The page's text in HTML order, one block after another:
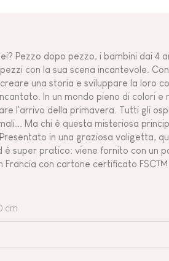
Pezzo dopo pezzo, i bambini dai 4
con la sua scena incantevole.
una storia e sviluppare la loro
In un mondo pieno di colori
l'arrivo della primavera. Tutti gli
Ma chi è questa misteriosa
in una graziosa valigetta,
super pratico: viene fornito con un
Francia con cartone certificato FSC™
cm